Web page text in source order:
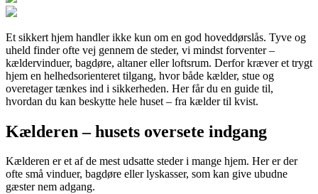
Et sikkert hjem handler ikke kun om en god hoveddørslås. Tyve og
uheld finder ofte vej gennem de steder, vi mindst forventer –
kældervinduer, bagdøre, altaner eller loftsrum. Derfor kræver et trygt
hjem en helhedsorienteret tilgang, hvor både kælder, stue og
overetager tænkes ind i sikkerheden. Her får du en guide til,
hvordan du kan beskytte hele huset – fra kælder til kvist.
Kælderen – husets oversete indgang
Kælderen er et af de mest udsatte steder i mange hjem. Her er der
ofte små vinduer, bagdøre eller lyskasser, som kan give ubudne
gæster nem adgang.